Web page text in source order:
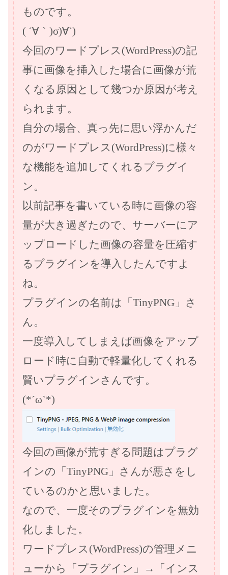
ものです。
( ´∀｀)σ)∀`)
今回のワードプレス(WordPress)の記
事に画像を挿入した場合に画像が荒
くなる原因として幾つか原因が考え
られます。
自分の場合、真っ先に思い浮かんだ
のがワードプレス(WordPress)に様々
な機能を追加してくれるプラグイ
ン。
以前記事を書いている時に画像の容
量が大き過ぎたので、サーバーにア
ップロードした画像の容量を圧縮す
るプラグインを導入したんですよ
ね。
プラグインの名前は「TinyPNG」さ
ん。
一度導入してしまえば画像をアップ
ロード時に自動で軽量化してくれる
賢いプラグインさんです。
(*´ω`*)
今回の画像が荒すぎる問題はプラグ
インの「TinyPNG」さんが悪さをし
ているのかと思いました。
なので、一度そのプラグインを無効
化しました。
ワードプレス(WordPress)の管理メニ
ューから「プラグイン」→「インス